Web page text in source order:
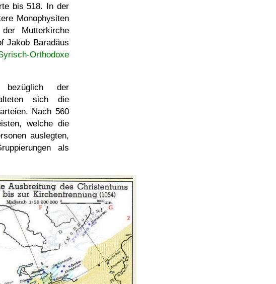
bis 518. In der
Monophysiten
Mutterkirche
Jakob Baradäus
Orthodoxe
bezüglich der
sich die
Nach 560
welche die
auslegten,
als